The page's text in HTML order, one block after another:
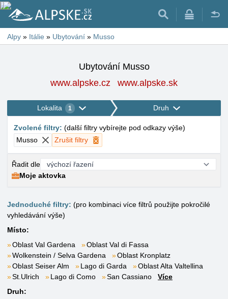
Alpy » Itálie » Ubytování » Musso
Ubytování Musso
www.alpske.cz
www.alpske.sk
Lokalita 1 Druh
Zvolené filtry: (další filtry vybírejte pod odkazy výše)
Musso
Zrušit filtry
Řadit dle
Moje aktovka
Jednoduché filtry: (pro kombinaci více filtrů použijte pokročilé
vyhledávání výše)
Místo:
Oblast Val Gardena
Oblast Val di Fassa
Wolkenstein / Selva Gardena
Oblast Kronplatz
Oblast Seiser Alm
Lago di Garda
Oblast Alta Valtellina
St.Ulrich
Lago di Como San Cassiano
Více
Druh: